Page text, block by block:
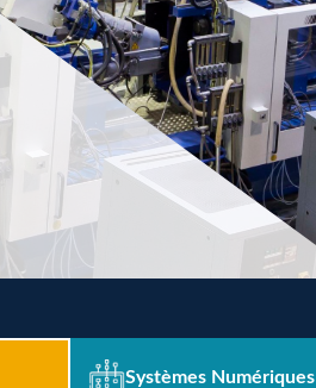
Systèmes Numériques